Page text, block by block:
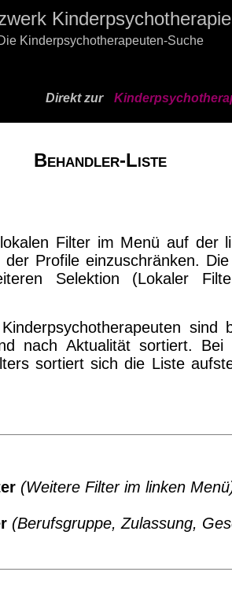
Kinderpsychotherapie
Kinderpsychotherapeuten-Suche
Direkt zur
Behandler-Liste
Filter im Menü auf der
der Profile einzuschränken.
Selektion (Lokaler
sind
nach Aktualität sortiert. Bei
sortiert sich die Liste
(Weitere Filter im linken
(Berufsgruppe, Zulassung,